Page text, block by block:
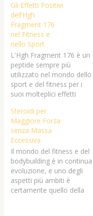
noto per la sua capacità di
aumentare la massa
muscolare e la forza,
rendendolo una scelta
preferita tra molti atleti.
La sua azione prolungata
consente un’iniezione
meno frequente,
facilitando…
Gli Effetti Positivi
dell’Hgh
Fragment 176
nel Fitness e
nello Sport
L'Hgh Fragment 176 è un
peptide sempre più
utilizzato nel mondo dello
sport e del fitness per i
suoi molteplici effetti
dell'ormone della crescita
umano (HGH) ha
guadagnato popolarità tra
atleti e appassionati di
fitness grazie alle sue
proprietà uniche, che
aiutano a migliorare le
prestazioni fisiche…
Steroidi per
Maggiore Forza
senza Massa
Eccessiva
Il mondo del fitness e del
bodybuilding è in continua
evoluzione, e uno degli
aspetti più ambiti è
certamente quello della